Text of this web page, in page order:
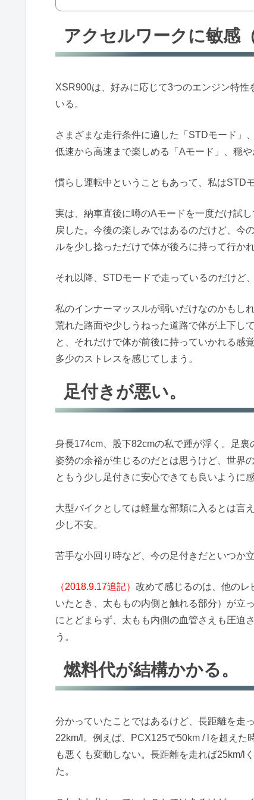
アクセルワークに敏感
XSR900は、好みに応じて3つのエンジン特
いる。
さまざまな走行条件に適した「STDモード」
低速から高速まで楽しめる「Aモード」、穏
慣らし運転中ということもあって、私はSTD
実は、納車直後に噂のAモードを一度だけ試
戻した。今後の楽しみではあるのだけど、今
ルを少し捻っただけで体が後ろに持って行か
それ以降、STDモードで走っているのだけど
私のインナーマッスルが弱いだけなのかもし
荒れた路面や少しうねった道路で体が上下し
と、それだけで体が前後に持っていかれる感
多少のストレスを感じてしまう。
足付きが悪い。
身長174cm、股下82cmの私で踵が浮く。足
姿勢の余裕が生じるのだとは思うけど、世界
ともう少し足付きに安心できても良いように
大型バイクとしては軽量な部類に入るとは言
少し不安。
苦手な小回り時など、今の足付きだといつか
（2018.9.17追記） 改めて感じるのは、他の
いたとき、太ももの内側と触れる部分）が立
にとどまらず、太もも内側の血管さえも圧迫
う。
燃料代が結構かかる。
分かっていたことではあるけど、長距離を走
22km/l。例えば、PCX125で50km / lを超えた
も悪くも変動しない。長距離を走れば25km/l
た。